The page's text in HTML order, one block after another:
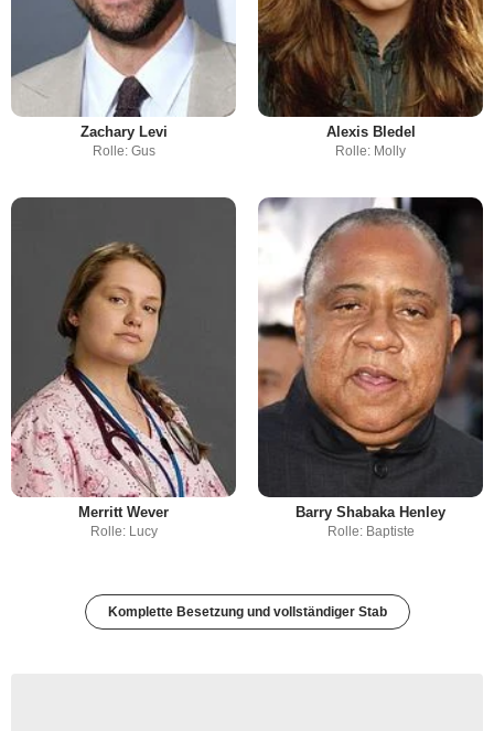
Zachary Levi
Rolle: Gus
Alexis Bledel
Rolle: Molly
Merritt Wever
Rolle: Lucy
Barry Shabaka Henley
Rolle: Baptiste
Komplette Besetzung und vollständiger Stab